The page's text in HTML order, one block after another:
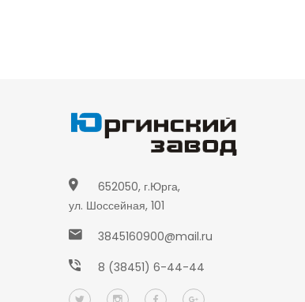
652050, г.Юрга,
ул. Шоссейная, 101
3845160900@mail.ru
8 (38451) 6-44-44